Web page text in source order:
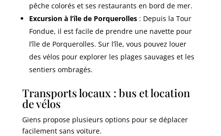
pêche colorés et ses restaurants en bord de mer.
Excursion à l’île de Porquerolles: Depuis la Tour
Fondue, il est facile de prendre une navette pour
l’île de Porquerolles. Sur l’île, vous pouvez louer
des vélos pour explorer les plages sauvages et les
sentiers ombragés.
Transports locaux : bus et location
de vélos
Giens propose plusieurs options pour se déplacer
facilement sans voiture.